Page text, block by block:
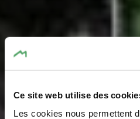
Ce site web utilise des
Les cookies nous permettent